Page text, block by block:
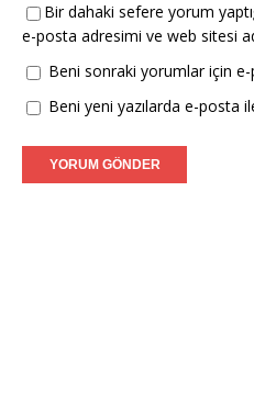
Bir dahaki sefere yorum
e-posta adresimi ve web sitesi
Beni sonraki yorumlar için
Beni yeni yazılarda e-posta